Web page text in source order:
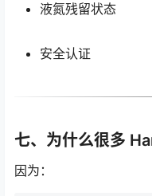
液氮残留状态
安全认证
七、为什么很多
因为：